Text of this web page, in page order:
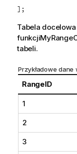
];
Tabela
funkcji
tabeli.
Przykładowe
RangeID
1
2
3